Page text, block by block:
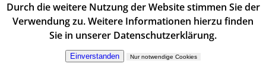
IM FOLGENDEN MÖCHTE ICH DIR
ERLÄUTERN, WIE ICH DEINE DATEN
VERARBEITE.
Durch die weitere Nutzung der Website stimmen Sie der
Verwendung zu. Weitere Informationen hierzu finden
Sie in unserer Datenschutzerklärung.
Einverstanden Nur notwendige Cookies